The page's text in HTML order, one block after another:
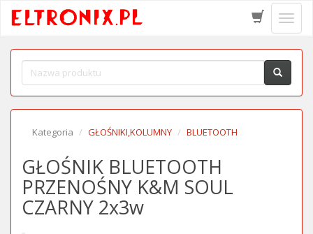
menu
Kategoria GŁOŚNIKI,KOLUMNY BLUETOOTH
GŁOŚNIK BLUETOOTH
PRZENOŚNY K&M SOUL
CZARNY 2x3w